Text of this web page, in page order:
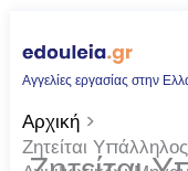
στο
περιεχόμενο
Αγγελίες εργασίας στην
Αρχική
Ζητείται